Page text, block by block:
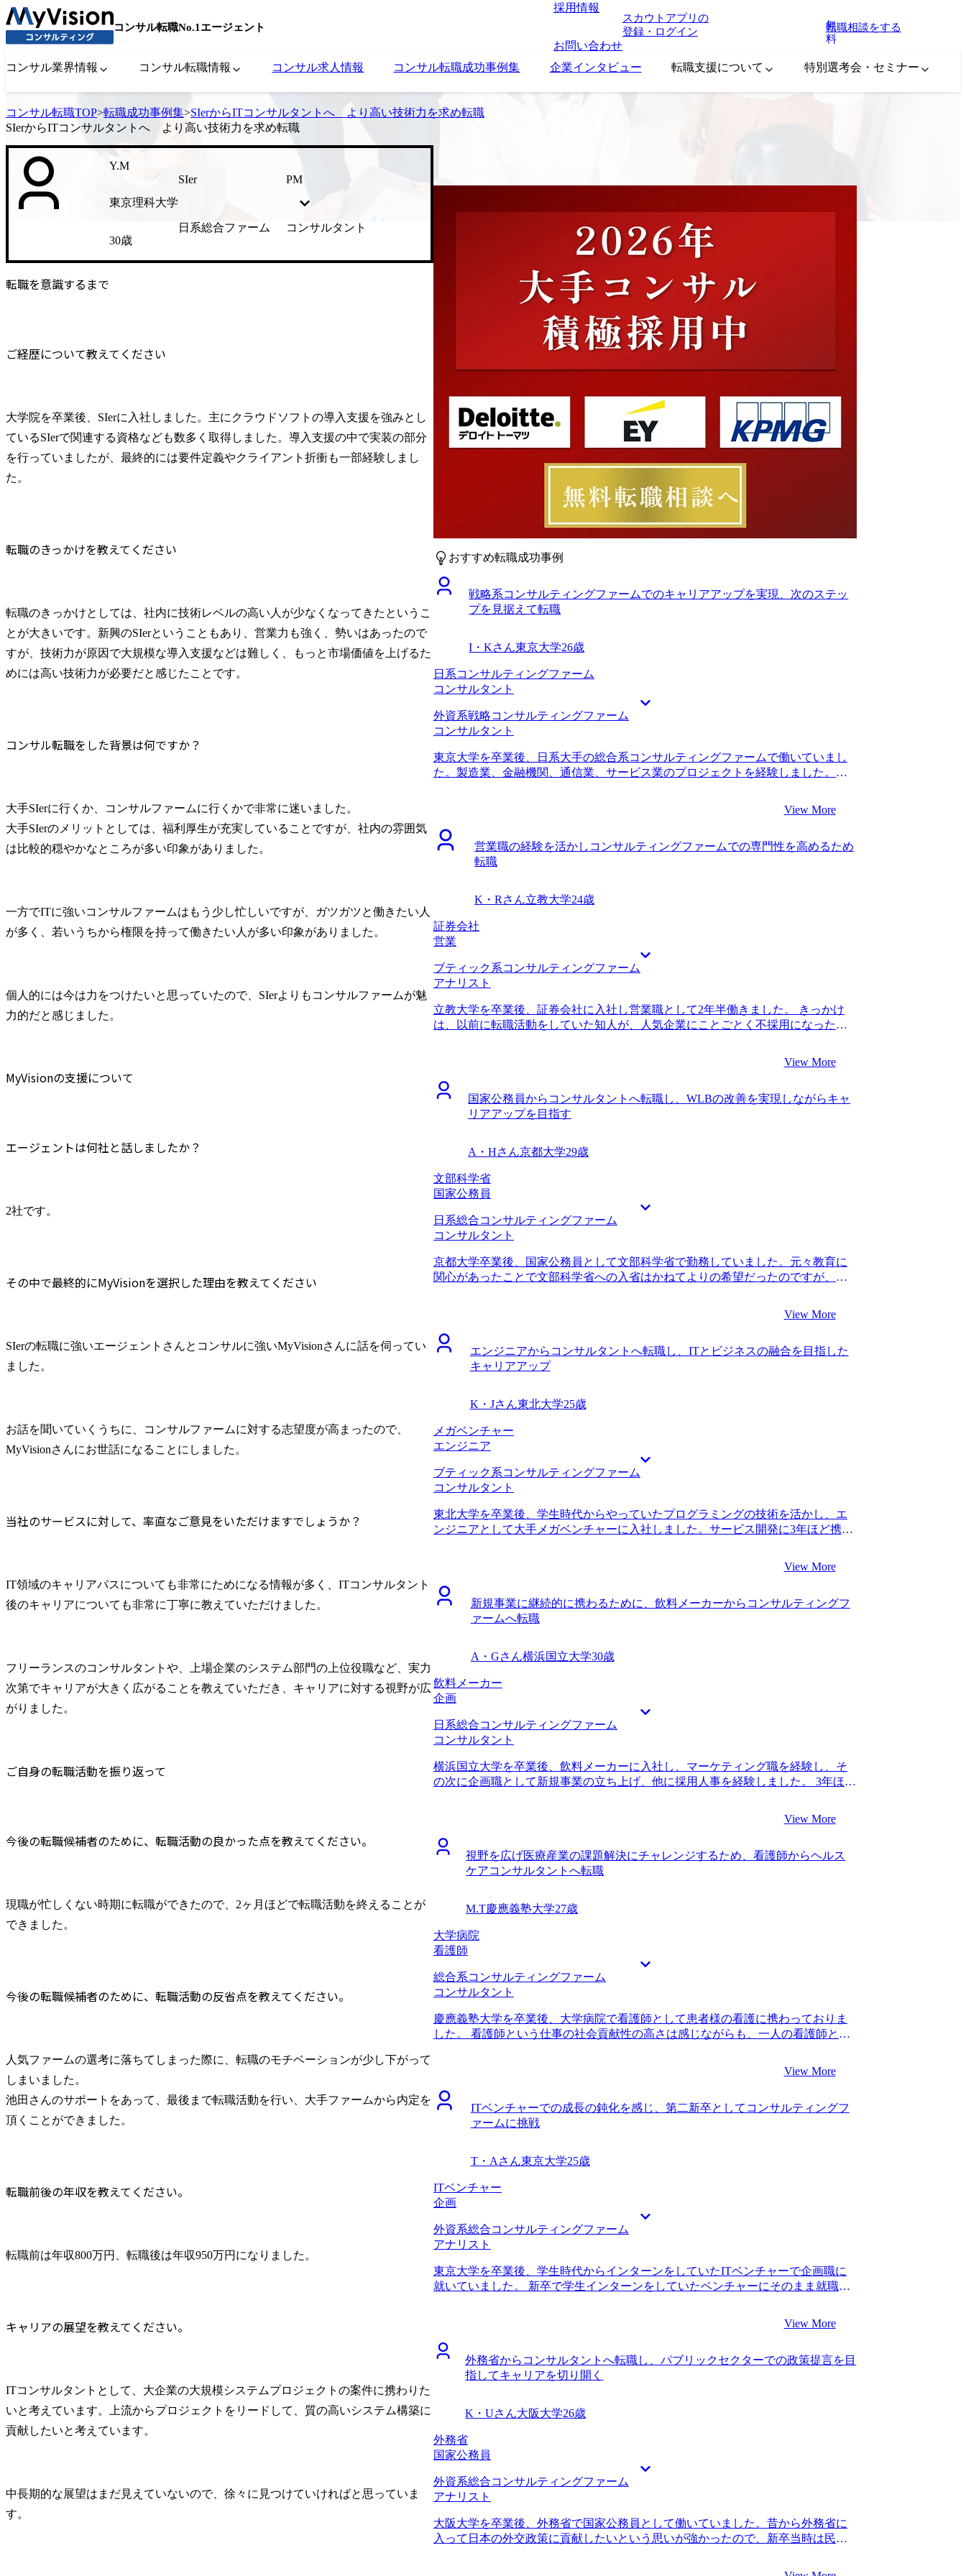
コンサル転職No.1エージェント
採用情報
お問い合わせ
スカウトアプリの
登録・ログイン
無
料
転職相談をする
コンサル業界情報 コンサル転職情報 コンサル求人情報 コンサル転職成功事例集 企業インタビュー 転職支援について 特別選考会・セミナー
コンサル転職TOP>転職成功事例集>SIerからITコンサルタントへ より高い技術力を求め転職
SIerからITコンサルタントへ より高い技術力を求め転職
Y.M
東京理科大学
30歳
SIer PM
日系総合ファーム コンサルタント
転職を意識するまで
ご経歴について教えてください
大学院を卒業後、SIerに入社しました。主にクラウドソフトの導入支援を強みとし
ているSIerで関連する資格なども数多く取得しました。導入支援の中で実装の部分
を行っていましたが、最終的には要件定義やクライアント折衝も一部経験しまし
た。
転職のきっかけを教えてください
転職のきっかけとしては、社内に技術レベルの高い人が少なくなってきたというこ
とが大きいです。新興のSIerということもあり、営業力も強く、勢いはあったので
すが、技術力が原因で大規模な導入支援などは難しく、もっと市場価値を上げるた
めには高い技術力が必要だと感じたことです。
コンサル転職をした背景は何ですか？
大手SIerに行くか、コンサルファームに行くかで非常に迷いました。
大手SIerのメリットとしては、福利厚生が充実していることですが、社内の雰囲気
は比較的穏やかなところが多い印象がありました。
一方でITに強いコンサルファームはもう少し忙しいですが、ガツガツと働きたい人
が多く、若いうちから権限を持って働きたい人が多い印象がありました。
個人的には今は力をつけたいと思っていたので、SIerよりもコンサルファームが魅
力的だと感じました。
MyVisionの支援について
エージェントは何社と話しましたか？
2社です。
その中で最終的にMyVisionを選択した理由を教えてください
SIerの転職に強いエージェントさんとコンサルに強いMyVisionさんに話を伺ってい
ました。
お話を聞いていくうちに、コンサルファームに対する志望度が高まったので、
MyVisionさんにお世話になることにしました。
当社のサービスに対して、率直なご意見をいただけますでしょうか？
IT領域のキャリアパスについても非常にためになる情報が多く、ITコンサルタント
後のキャリアについても非常に丁寧に教えていただけました。
フリーランスのコンサルタントや、上場企業のシステム部門の上位役職など、実力
次第でキャリアが大きく広がることを教えていただき、キャリアに対する視野が広
がりました。
ご自身の転職活動を振り返って
今後の転職候補者のために、転職活動の良かった点を教えてください。
現職が忙しくない時期に転職ができたので、2ヶ月ほどで転職活動を終えることが
できました。
今後の転職候補者のために、転職活動の反省点を教えてください。
人気ファームの選考に落ちてしまった際に、転職のモチベーションが少し下がって
しまいました。
池田さんのサポートをあって、最後まで転職活動を行い、大手ファームから内定を
頂くことができました。
転職前後の年収を教えてください。
転職前は年収800万円、転職後は年収950万円になりました。
キャリアの展望を教えてください。
ITコンサルタントとして、大企業の大規模システムプロジェクトの案件に携わりた
いと考えています。上流からプロジェクトをリードして、質の高いシステム構築に
貢献したいと考えています。
中長期的な展望はまだ見えていないので、徐々に見つけていければと思っていま
す。
おすすめ転職成功事例
戦略系コンサルティングファームでのキャリアアップを実現、次のステッ
プを見据えて転職
I・Kさん東京大学26歳
日系コンサルティングファーム
コンサルタント
外資系戦略コンサルティングファーム
コンサルタント
東京大学を卒業後、日系大手の総合系コンサルティングファームで働いていまし
た。製造業、金融機関、通信業、サービス業のプロジェクトを経験しました。転
らです。 将来的に事業会社に行くつもりでしたが、もう少しコンサルティングフ
ァームでステップアップしたいと思ったからです。スタートアップに挑戦したい
という考えもあり、リスクを取る前に、もう少し自分のキャリアで分かりやすい
実績を残しておきたいという思いもありました。 3社です。 スピード感とコンサ
と面談をした中で、他社エージェントと比べたときに、もっともスピード感があ
り、またコンサルティングファームを熟知していると感じた点です。コンサルテ
ィングファーム出身の方が中心となって作られた会社だからなのか、普段一緒に
仕事をしているコンサルタントと同じプロトコルやスピード感でコミュニケーシ
ョンを取ることができました。 コンサルティングファームに関する情報提供が頼
りになりました。 私自身はケース面接も含め、特に選考対策は求めていませんで
した。一方で、必要に応じて業界内部の情報を提供してほしいなと思っていまし
報を必要としていたわけではないのですが、必要最小限、かつ的確な情報提供を
してくれました。知人の情報網だけではカバーできないような情報が欲しいとい
スができるだけでなく、転職者の気持ちが分かるコミュニケーション能力の高い
ームを決められたことだと思います。 外から見ている分にはよくわからなかった
戦略系コンサルティングファーム間の違いを、選考中のフローやMyVisionさんの
情報提供に基づき、しっかりと見極めることができたことです。 特にないです。
収900万円になりました。 3年ほど戦略ファームで経験を積んで、1つ職位を上げる
プに転職したいので、リスクを取れるだけの力をつけたいと思っています。
View More
営業職の経験を活かしコンサルティングファームでの専門性を高めるため
転職
K・Rさん立教大学24歳
証券会社
営業
ブティック系コンサルティングファーム
アナリスト
立教大学を卒業後、証券会社に入社し営業職として2年半働きました。 きっかけ
は、以前に転職活動をしていた知人が、人気企業にことごとく不採用になったと
安になったことで転職を決意しました。 コンサル転職を目指したのは、キャリア
アップと市場価値の向上のためです。専門性やITスキルもないですし、営業職か
らコンサル転職がうまくいくというイメージはなかったので、初めはダメ元で話
を聞いてみよう程度の気持ちでした。 しかし、営業職出身でも採用しているファ
す。 山中さんは、初回面談の直後に内定が見込める企業のリストを共有してくれ
ました。そこには第二新卒向けの求人も含まれていて、自分のキャリアでも幅広
い選択肢があることが分かり、とても感動したことを覚えています。非常に信頼
のおける方だなとも思いまして、転職活動の支援をそのままお願いすることにし
ました。 未経験からのコンサル転職で不安な中でも、山中さんが励まし続けてく
れて本当にありがたかったです。 自分の会社で成果を上げている先輩も、営業職
以外への転職に苦労したという話を伺っていたので、不安の方が大きい中の転職
人は少ないが、それでも成功している人はいるから諦めずにやりましょう。具体
的にこういう会社では営業職からでも活躍している人もいます。」と言ってくれ
ポートを求めていましたし、相性が非常に良かったです。 山中さんにも言われた
らは評価される一方で、社外からは評価されにくい経験だったので、仮に高い営
業成績を上げてもコンサル転職には活きにくい経験でした。このため早々に転職
に踏み切れたことは良かったです。 24歳という年齢で転職できたことで、ポテン
に5年後とかであれば取れる選択肢も一気に減っていたと思います。 山中さんから
ームを志望していたことです。実際に私が行きたいと思っていたファームは、既
にITやDXなどの経験がある方でも採用されにくいぐらい難関のファームで、当然
私の今の業務経験では難しいポジションでした。 当然のように書類審査で落ちま
したが、数年後コンサルティングファームでしっかりと経験を積んでから再トラ
イしたいと思います。 転職前は年収350万円、転職後は年収400万円になりまし
た。 前職からの評価と、市場価値は異なるということを学べたのが今回のコンサ
ル転職で良かった点です。一方でコンサルティングファームは、社内からの評価
と市場の評価がかなり近いので、まずはプロモーションを目指して業務に邁進し
View More
国家公務員からコンサルタントへ転職し、WLBの改善を実現しながらキャ
リアアップを目指す
A・Hさん京都大学29歳
文部科学省
国家公務員
日系総合コンサルティングファーム
コンサルタント
京都大学卒業後、国家公務員として文部科学省で勤務していました。元々教育に
関心があったことで文部科学省への入省はかねてよりの希望だったのですが、
した。一度WLBの改善を最優先事項として転職活動を始めました。 一方で民間企
業には公務員からだと転職しにくいという話も聞いていましたが、国家公務員か
らコンサルタントへの転職に成功した知人も複数いたことで視野に入れました。
また、コンサルティングファーム全般として近年WLBが改善され、キャリアップ
サルタントの働き方に関して詳しく教えて頂き、内情に精通している方だと感じ
たからです。コンサル業界でWLBが重視され始めているというのは何となく知っ
ていましたが、なぜ改善されているのか、どのように実現しているのかという詳
しい事情まで伺うことができ、非常に納得感がありました。他のエージェントと
比較しても信頼できると確信したので、松代さんにご支援いただきコンサルティ
ングファームへ転職することを決めました。 どのファームもWLB重視というのは
一定打ち出していますが、その中でより働きやすいファームをプロの目線で教え
制度にも非常に詳しく、松代さんの知識の豊富さに驚きました。 自分の想像以上
にWLBが充実しているファームが多く、多様な選択肢の中から意思決定ができ満
も良い会社を選べたと考えています。 最初の方は、面接でも働きやすさ重視とい
す。面接では本音と建前はしっかり分ける意識が必要でした。 転職前は年収600万
円、転職後は年収750万円になりました。年収ステイでも良いと思っていたので、
望外に年収アップも果たせて非常に嬉しいです。 良い評価を頂いた分、しっかり
考えきれていない部分も正直ありますが、WLBを改善しながら先のことは悩んで
View More
エンジニアからコンサルタントへ転職し、ITとビジネスの融合を目指した
キャリアアップ
K・Jさん東北大学25歳
メガベンチャー
エンジニア
ブティック系コンサルティングファーム
コンサルタント
東北大学を卒業後、学生時代からやっていたプログラミングの技術を活かし、エ
ンジニアとして大手メガベンチャーに入社しました。サービス開発に3年ほど携わ
ャリアを極められるほどエンジニアリング自体が好きではないと感じ始めまし
た。技術に明るいビジネス職が重宝されることは知っていましたし、どこかのタ
イミングでビジネスサイドへ転換すべきだと考え、キャリアチェンジを意識し始
めました。 社内異動も検討したのですが、必ずしも魅力的なポストに就ける保証
を探していました。マーケティングやプロダクトマネージャーといった職種も候
補にはありましたが、個人的にはもっと幅広くビジネス全体に携わりたいという
思いや、様々なクライアントとのプロジェクトを経験して知見を深めたいと思っ
ていたので、コンサルタント職を志望しました。 3社です。 MyVisionのYouTube広
告をみて、一度話を聞いてみようと思いました。初回面談を担当してくれた石井
正人さんは、私のこれまでの職歴やキャリアへの希望をもとに「ITに強く、同時
に自社で新規事業開発なども行っているコンサルティングファーム」を紹介して
話を聞きましたが、大手ファーム以外の紹介はなく、私のオーダーに寄り添って
提案してもらっている印象はなかったです。私の志向性を本気で考えてくれてい
例をもとに、難易度の高いコンサルティングファームへの転職を成功させるため
たのですが、選考対策も非常に手厚く、感謝しています。 元々事業会社出身とい
うこともあり、基本的に自分主語で話してしまう癖が強かったのですが、クライ
アントワークということでお客さん主語で話すように何度も指摘をいただきまし
クのおげです。 コンサルティングファームに行きたいという気持ちが固かったの
ポートしてくれたので、それに応えるためにも頑張りたいと思えました。 志望度
はそれほど高くなかったファームから想像以上のオファーをいただき、かなり迷
いました。結果として第一志望のファームに行くことにしましたが、内定承諾ま
でに時間がかかってしまったことを反省しています。 転職前は年収550万円、転職
後は年収650万円になりました。 ビジネスに関する総合的な能力を養いたいと考え
ているので、積極的に難しい案件にチャレンジしたいと思っています。かなりハ
ードに働けるファームに入ることができたので、特に最初の１〜２年は積極的に
様々な案件に関わっていきたいです。クライアントのためになることに目を向け
View More
新規事業に継続的に携わるために、飲料メーカーからコンサルティングフ
ァームへ転職
A・Gさん横浜国立大学30歳
飲料メーカー
企画
日系総合コンサルティングファーム
コンサルタント
横浜国立大学を卒業後、飲料メーカーに入社し、マーケティング職を経験し、そ
の次に企画職として新規事業の立ち上げ、他に採用人事を経験しました。 3年ほど
職業に就きたいと考え始めました。 事業会社の新規事業立ち上げポジションも選
択肢の一つでしたが、前職での新規事業立ち上げの経験から、ノウハウが十分で
ない環境では苦戦を強いられると感じました。そこで、ナレッジが蓄積されてい
るコンサルティングファームがより良い環境であると考えました。 2社です。 コ
ルの返信が早かったり、1つ1つのコミュニケーションがスムーズだったりと手際
の良さを感じたので、MyVisionさんなら安心して任せられると感じました。 部署
異動してすぐのタイミングで出社頻度が上がってしまい、日程調整が大変でした
が、エージェントの石毛さんは私の都合の良い時間に合わせて柔軟に対応してい
ただき、とても助かりました。面接対策で夜遅くなることもありましたが、毎回
親身に対応していただき、非常に頼もしかったです。 新規事業の立ち上げとい
う、自分がやりたいことをしっかりと伝えられ、それが叶うファームに行けたこ
リングもあって自分のやりたいことをはっきり伝えられました。 あまりないで
す、年収も大幅に上がり満足しています。 転職前は年収650万円、転職後は年収
たいと思っています。成果を出し続けるのは非常に難しい仕事だと思っているの
View More
視野を広げ医療産業の課題解決にチャレンジするため、看護師からヘルス
ケアコンサルタントへ転職
M.T慶應義塾大学27歳
大学病院
看護師
総合系コンサルティングファーム
コンサルタント
慶應義塾大学を卒業後、大学病院で看護師として患者様の看護に携わっておりま
した。 看護師という仕事の社会貢献性の高さは感じながらも、一人の看護師とし
において広い視野で社会貢献を考えられる仕事を考えた際に選択肢はそれほど多
くありませんでした。 医療・保険制度について調べている際に、コンサルティン
グファームが官公庁向けに提言している資料をネット上で見つけ、業界の外側か
ら制度を変え、社会に貢献できる仕事を見つけた、と思いコンサルティングファ
丁寧に対応し案件を紹介してくださったMyVisionさんに決めました。 過去の採用
実績を元に、看護師からの挑戦であっても採用実績・内定可能性があるファーム
を探し出しご提案いただけ、大変助かりました。 入念に書類・面接対策を行った
ことです。 言葉にすると当たり前のことになってしまいますが、医療機関とコン
サルティングファームでは、人材に求められるスキル・経験が全く異なります。
医療職としての経験の中で、コンサルティングファームの面接において伝えるべ
き経験やそれらの伝え方をゼロから言葉にして体得する必要があります。 何度も
することができました。 複数社を受ける中で、毎回の面接の振り返りを疎かにし
てしまったために、同じ質問で答えに窮してしまうことが何回かありました。 振
りを行ったらより合格率を高められたかもなと思います。 550万円ほどだった年収
View More
ITベンチャーでの成長の鈍化を感じ、第二新卒としてコンサルティングフ
ァームに挑戦
T・Aさん東京大学25歳
ITベンチャー
企画
外資系総合コンサルティングファーム
アナリスト
東京大学を卒業後、学生時代からインターンをしていたITベンチャーで企画職に
就いていました。 新卒で学生インターンをしていたベンチャーにそのまま就職し
限界があったことや、自身のスキルアップも鈍化していると気づいたことがきっ
かけです。 学生時代の友人の多くがコンサルティングファームに就職しており、
彼らと自分の成長度合いを比較して常に焦りを感じていました。コンサルティン
グファームではとても速い成長が見込めると考え、第二新卒として入社したいと
る方にお話を伺いたいと思っていたところ、知人に岡崎さんを紹介いただきまし
た。今回の転職のみならずキャリア全般について相談に乗っていただいたとこ
ろ、岡崎さん自身が私のロールモデルになるような方だったため、依頼させてい
ただきました。 自分のモチベーション源が何なのか、どんなキャリアを目指して
いけばよいかなど、就活の自己分析のような深い部分までお手伝いしていただき
ました。おかげさまで、今の自分にとってはコンサルティングファームでレベル
アップを果たすのが一番良いと自信をもって断言することができるようになりま
何度もお話しする中で、コンサルタントとしての思考が自然と身につき、転職活
動として非常に得るものが大きかったと思っています。 少々岡崎さんに頼りきり
いて考え続ける癖をつけたいと考えています。 転職前は年収400万円、転職後は年
View More
外務省からコンサルタントへ転職し、パブリックセクターでの政策提言を目
指してキャリアを切り開く
K・Uさん大阪大学26歳
外務省
国家公務員
外資系総合コンサルティングファーム
アナリスト
大阪大学を卒業後、外務省で国家公務員として働いていました。昔から外務省に
入って日本の外交政策に貢献したいという思いが強かったので、新卒当時は民間